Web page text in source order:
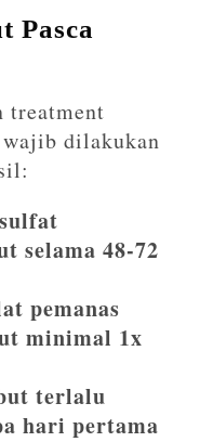
Pasca
treatment
dilakukan
selama 48-72
pemanas
minimal 1x
terlalu
hari pertama